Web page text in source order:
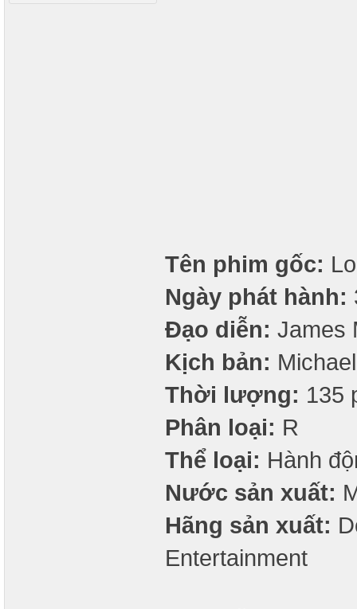
Tên phim gốc:
Ngày phát hành:
Đạo diễn: James
Kịch bản:
Thời lượng: 135
Phân loại: R
Thể loại: Hành
Nước sản xuất:
Hãng sản xuất:
Entertainment